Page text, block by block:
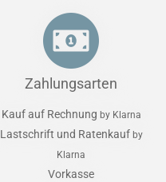
Zahlungsarten
Kauf auf Rechnung by Klarna
Lastschrift und Ratenkauf by
Klarna
Vorkasse